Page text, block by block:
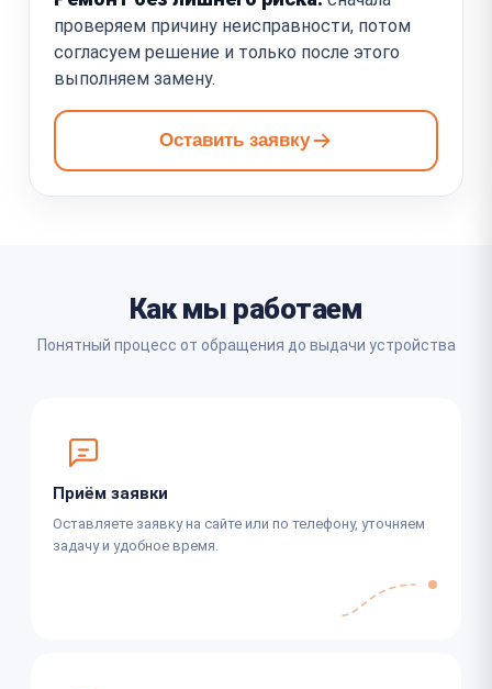
проверяем причину неисправности, потом
согласуем решение и только после этого
выполняем замену.
Оставить заявку
Как мы работаем
Понятный процесс от обращения до выдачи устройства
Приём заявки
Оставляете заявку на сайте или по телефону, уточняем
задачу и удобное время.